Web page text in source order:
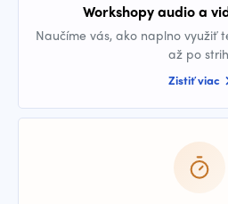
Workshopy audio a
Naučíme vás, ako naplno využiť
až po
Zistiť viac